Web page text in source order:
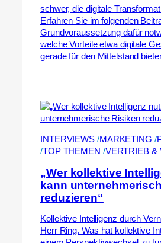
schwer, die digitale
Erfahren Sie im folgenden
Grundvoraussetzung dafür
welche Vorteile etwa digitale
gerade für den Mittelstand
INTERVIEWS /MARKETING /
/TOP THEMEN /VERTRIEB &
„Wer kollektive
kann
reduzieren“
Kollektive Intelligenz durch
Herr Ring. Was hat kollektive